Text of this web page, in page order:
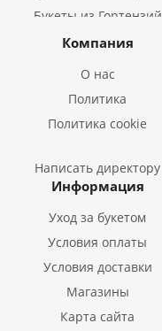
Букеты из Гортензий
Букеты из Ирисов
Букеты из Эустом
Букеты из Гладиолусов
Букеты из Тюльпанов
Компания
О нас
Политика
Политика cookie
Написать директору
Информация
Уход за букетом
Условия оплаты
Условия доставки
Магазины
Карта сайта